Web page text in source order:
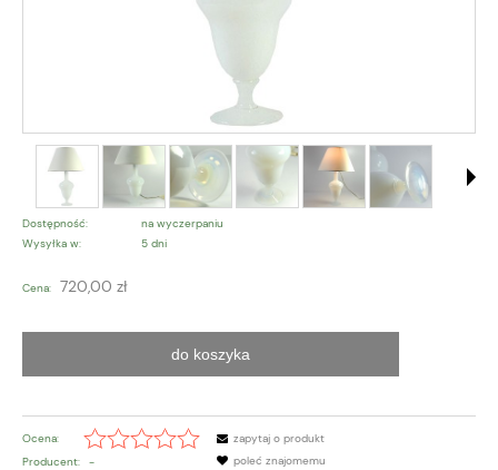
Dostępność:
na wyczerpaniu
Wysyłka w:
5 dni
Cena: 720,00 zł
do koszyka
Ocena:
Producent:
-
zapytaj o produkt
poleć znajomemu